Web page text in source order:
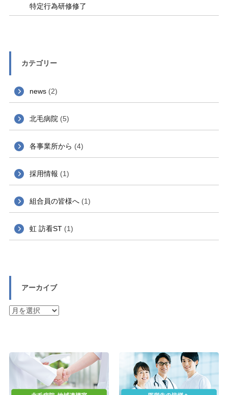
特定行為研修修了
カテゴリー
news(2)
北毛病院 (5)
各事業所から (4)
採用情報 (1)
組合員の皆様へ(1)
虹 訪看ST(1)
アーカイブ